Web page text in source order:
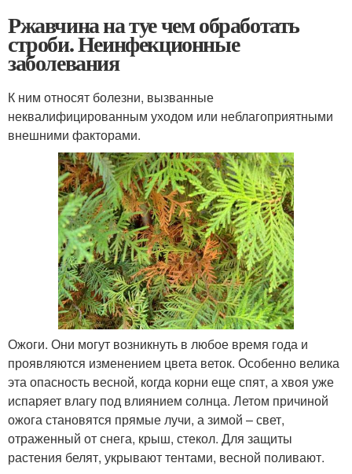
Ржавчина на туе чем обработать
строби. Неинфекционные
заболевания
К ним относят болезни, вызванные
неквалифицированным уходом или неблагоприятными
внешними факторами.
Ожоги. Они могут возникнуть в любое время года и
проявляются изменением цвета веток. Особенно велика
эта опасность весной, когда корни еще спят, а хвоя уже
испаряет влагу под влиянием солнца. Летом причиной
ожога становятся прямые лучи, а зимой – свет,
отраженный от снега, крыш, стекол. Для защиты
растения белят, укрывают тентами, весной поливают.